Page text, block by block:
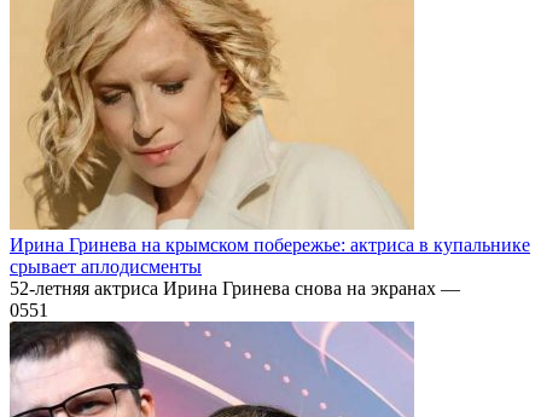
Ирина Гринева на крымском побережье: актриса в купальнике
срывает аплодисменты
52-летняя актриса Ирина Гринева снова на экранах —
0551